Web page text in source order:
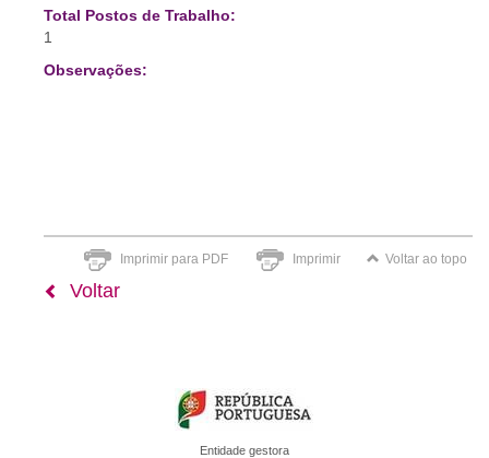
Total Postos de Trabalho:
1
Observações:
Imprimir para PDF Imprimir Voltar ao topo
Voltar
Entidade gestora